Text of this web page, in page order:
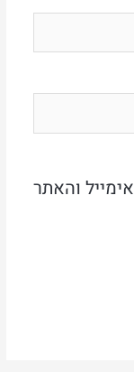
והאתר